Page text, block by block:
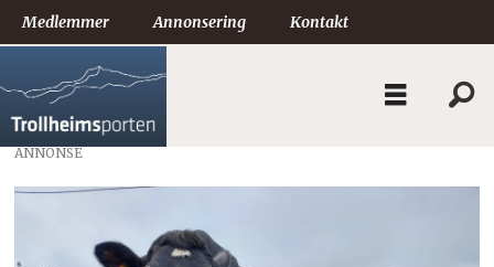
Medlemmer Annonsering Kontakt
ANNONSE